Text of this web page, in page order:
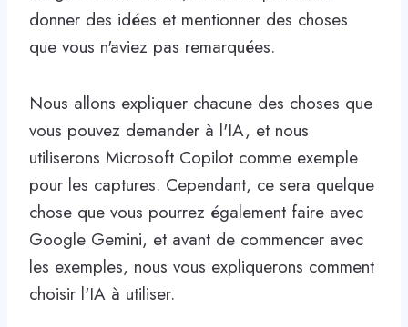
donner des idées et mentionner des choses
que vous n'aviez pas remarquées.
Nous allons expliquer chacune des choses que
vous pouvez demander à l'IA, et nous
utiliserons Microsoft Copilot comme exemple
pour les captures. Cependant, ce sera quelque
chose que vous pourrez également faire avec
Google Gemini, et avant de commencer avec
les exemples, nous vous expliquerons comment
choisir l'IA à utiliser.